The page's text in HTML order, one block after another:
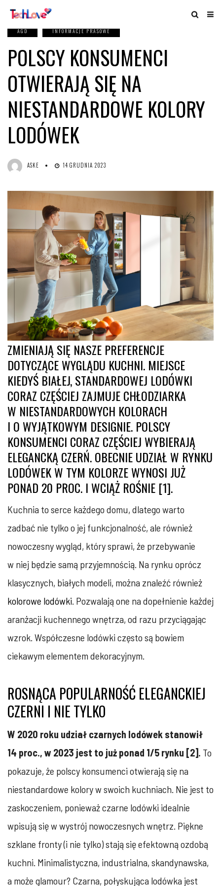
AGD INFORMACJE PRASOWE
POLSCY KONSUMENCI
OTWIERAJĄ SIĘ NA
NIESTANDARDOWE KOLORY
LODÓWEK
ASKE 14 GRUDNIA 2023
ZMIENIAJĄ SIĘ NASZE PREFERENCJE
DOTYCZĄCE WYGLĄDU KUCHNI. MIEJSCE
KIEDYŚ BIAŁEJ, STANDARDOWEJ LODÓWKI
CORAZ CZĘŚCIEJ ZAJMUJE CHŁODZIARKA
W NIESTANDARDOWYCH KOLORACH
I O WYJĄTKOWYM DESIGNIE. POLSCY
KONSUMENCI CORAZ CZĘŚCIEJ WYBIERAJĄ
ELEGANCKĄ CZERŃ. OBECNIE UDZIAŁ W RYNKU
LODÓWEK W TYM KOLORZE WYNOSI JUŻ
PONAD 20 PROC. I WCIĄŻ ROŚNIE [1].
Kuchnia to serce każdego domu, dlatego warto
zadbać nie tylko o jej funkcjonalność, ale również
nowoczesny wygląd, który sprawi, że przebywanie
w niej będzie samą przyjemnością. Na rynku oprócz
klasycznych, białych modeli, można znaleźć również
kolorowe lodówki. Pozwalają one na dopełnienie każdej
aranżacji kuchennego wnętrza, od razu przyciągając
wzrok. Współczesne lodówki często są bowiem
ciekawym elementem dekoracyjnym.
ROSNĄCA POPULARNOŚĆ ELEGANCKIEJ
CZERNI I NIE TYLKO
W 2020 roku udział czarnych lodówek stanowił
14 proc., w 2023 jest to już ponad 1/5 rynku [2]. To
pokazuje, że polscy konsumenci otwierają się na
niestandardowe kolory w swoich kuchniach. Nie jest to
zaskoczeniem, ponieważ czarne lodówki idealnie
wpisują się w wystrój nowoczesnych wnętrz. Piękne
szklane fronty (i nie tylko) stają się efektowną ozdobą
kuchni. Minimalistyczna, industrialna, skandynawska,
a może glamour? Czarna, połyskująca lodówka jest